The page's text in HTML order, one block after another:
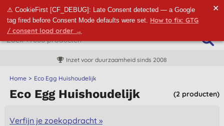
⚠ CookieFirst [CF_DEBUG]: Late Consent detected — a Google
tag fired before Consent Mode defaults were set. How to fix: GTG
/ consent load order →
✕
Inzet voor duurzaamheid sinds 2008
Home Eco Egg Huishoudelijk
(2 producten)
Eco Egg Huishoudelijk
Verfijn je zoekopdracht »